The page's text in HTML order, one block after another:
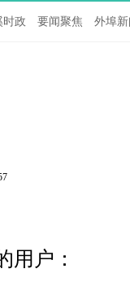
时政 要闻聚焦 外埠
用户：